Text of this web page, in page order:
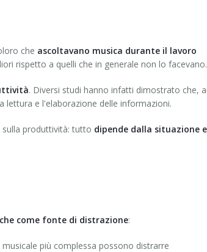
che ascoltavano musica durante il lavoro
rispetto a quelli che in generale non lo facevano.
. Diversi studi hanno infatti dimostrato che,
lettura e l'elaborazione delle informazioni.
produttività: tutto dipende dalla situazione
come fonte di distrazione:
più complessa possono distrarre